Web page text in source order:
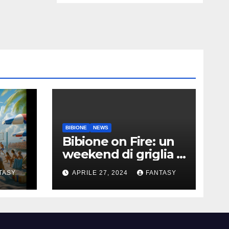
BIBIONE NEWS
Bibione on Fire: un
weekend di griglia e
barbecue in Piazza
Treviso
APRILE 27, 2024 FANTASY